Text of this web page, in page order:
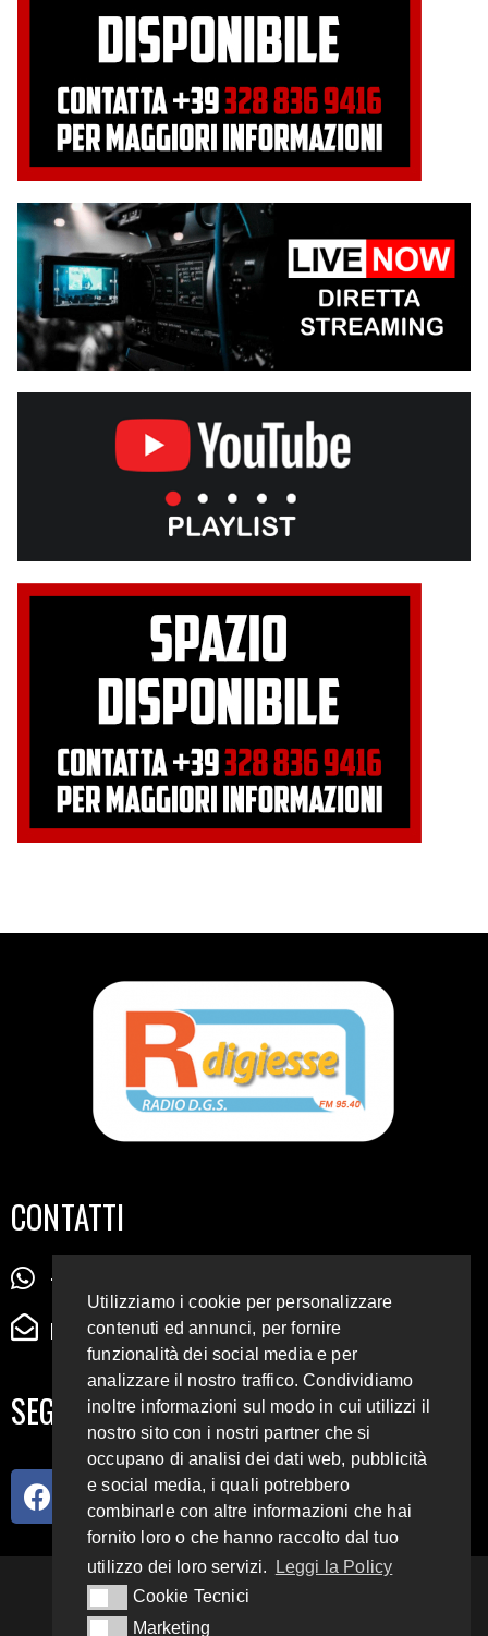
CONTATTI
+39 345 72 72 88 5
radiodigiesse@gmail.com
SEGUICI SUI SOCIAL
93.4 E 95.3 FM
Utilizziamo i cookie per personalizzare
contenuti ed annunci, per fornire
funzionalità dei social media e per
analizzare il nostro traffico. Condividiamo
inoltre informazioni sul modo in cui utilizzi il
nostro sito con i nostri partner che si
occupano di analisi dei dati web, pubblicità
e social media, i quali potrebbero
combinarle con altre informazioni che hai
fornito loro o che hanno raccolto dal tuo
utilizzo dei loro servizi.
Leggi la Policy
Cookie Tecnici
Cookie Tecnici
MarketingMarketing